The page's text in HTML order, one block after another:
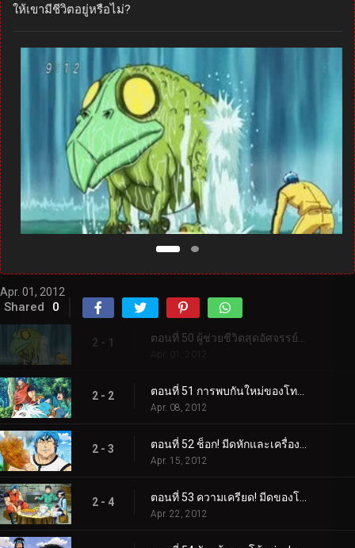
ให้เขามีชีวิตอยู่หรือไม่?
Apr. 01, 2012
Shared 0
2 - 1
Apr. 01, 2012
2 - 2
Apr. 08, 2012
2 - 3
Apr. 15, 2012
2 - 4
Apr. 22, 2012